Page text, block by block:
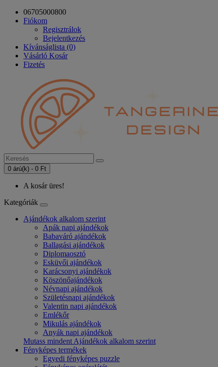
06705000800
Fiókom
Regisztrálok
Bejelentkezés
Kívánságlista (0)
Vásárló Kosár
Fizetés
0 árú(k) - 0 Ft
A kosár üres!
Kategóriák
Ajándékok alkalom szerint
Apák napi ajándékok
Babaváró ajándékok
Ballagási ajándékok
Diplomaosztó
Esküvői ajándékok
Karácsonyi ajándékok
Köszönőajándékok
Névnapi ajándékok
Születésnapi ajándékok
Valentin napi ajándékok
Emlékőr
Mikulás ajándékok
Anyák napi ajándékok
Mutass mindent Ajándékok alkalom szerint
Fényképes termékek
Egyedi fényképes puzzle